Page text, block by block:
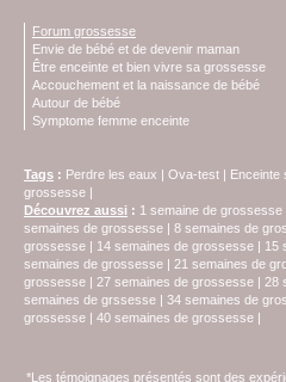
Forum grossesse
Envie de bébé et de devenir maman
Être enceinte et bien vivre sa grossesse
Accouchement et la naissance de bébé
Autour de bébé
Symptome femme enceinte
Tags : Perdre les eaux | Ova-test | Enceinte
grossesse |
Découvrez aussi : 1 semaine de grossesse
semaines de grossesse | 8 semaines de
grossesse | 14 semaines de grossesse | 15
semaines de grossesse | 21 semaines de
grossesse | 27 semaines de grossesse | 28
semaines de grssesse | 34 semaines de
grossesse | 40 semaines de grossesse |
*Les témoignages présentés sont des